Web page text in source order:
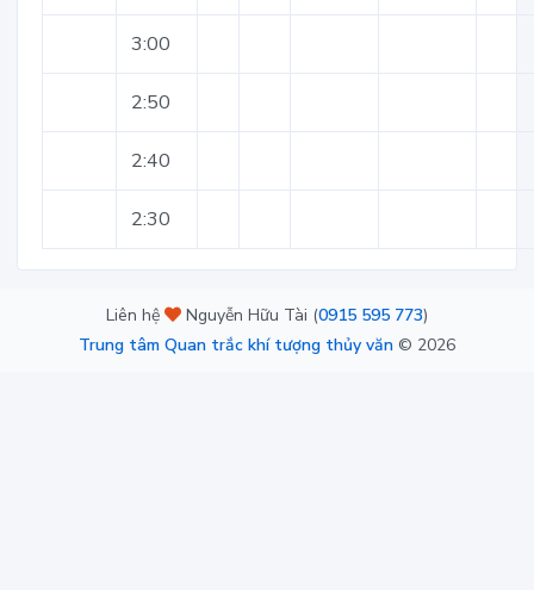
3:00
2:50
2:40
2:30
Liên hệ Nguyễn Hữu Tài (0915 595 773)
Trung tâm Quan trắc khí tượng thủy văn © 2026